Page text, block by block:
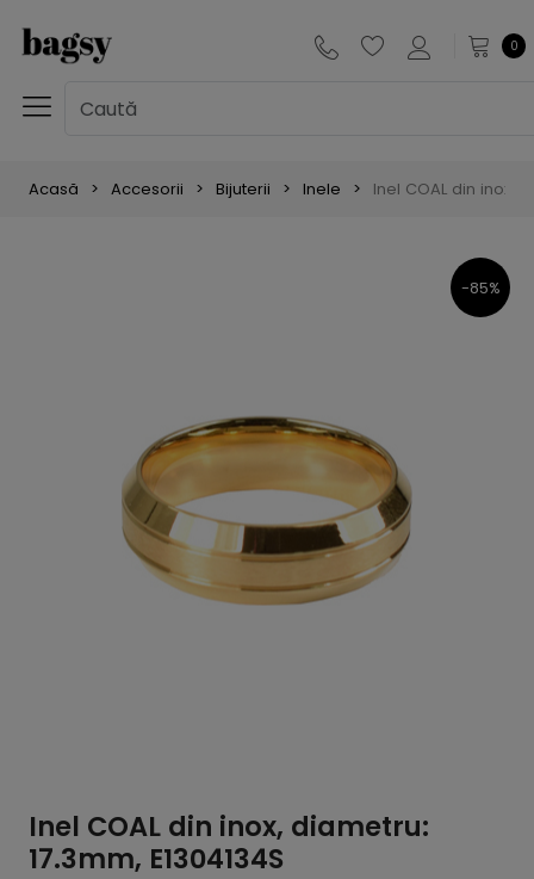
0
Acasă Accesorii Bijuterii Inele Inel COAL din inox,
-85%
Inel COAL din inox, diametru:
17.3mm, E1304134S